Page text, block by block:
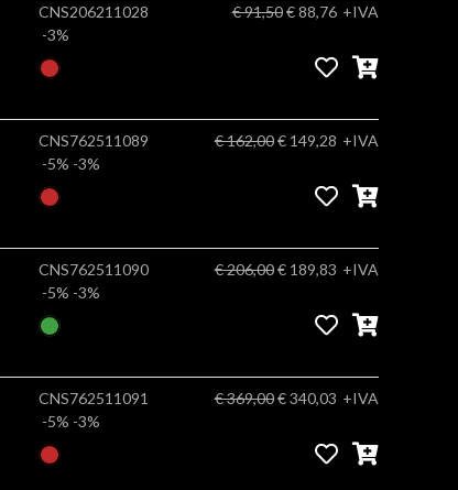
CNS206211028
-3%
€ 91,50€ 88,76 +IVA
CNS762511089
-5% -3%
€ 162,00€ 149,28 +IVA
CNS762511090
-5% -3%
€ 206,00€ 189,83 +IVA
CNS762511091
-5% -3%
€ 369,00€ 340,03 +IVA